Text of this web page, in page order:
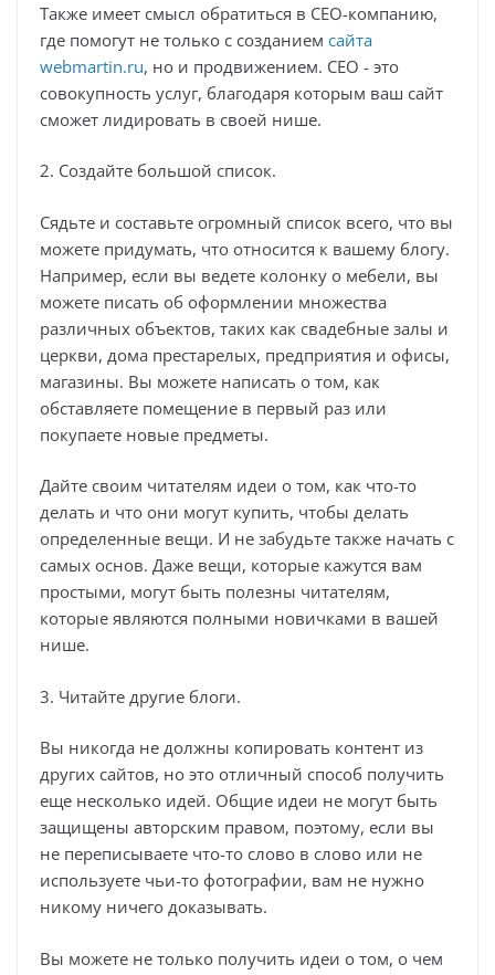
Также имеет смысл обратиться в СЕО-компанию,
где помогут не только с созданием сайта
webmartin.ru, но и продвижением. СЕО - это
совокупность услуг, благодаря которым ваш сайт
сможет лидировать в своей нише.
2. Создайте большой список.
Сядьте и составьте огромный список всего, что вы
можете придумать, что относится к вашему блогу.
Например, если вы ведете колонку о мебели, вы
можете писать об оформлении множества
различных объектов, таких как свадебные залы и
церкви, дома престарелых, предприятия и офисы,
магазины. Вы можете написать о том, как
обставляете помещение в первый раз или
покупаете новые предметы.
Дайте своим читателям идеи о том, как что-то
делать и что они могут купить, чтобы делать
определенные вещи. И не забудьте также начать с
самых основ. Даже вещи, которые кажутся вам
простыми, могут быть полезны читателям,
которые являются полными новичками в вашей
нише.
3. Читайте другие блоги.
Вы никогда не должны копировать контент из
других сайтов, но это отличный способ получить
еще несколько идей. Общие идеи не могут быть
защищены авторским правом, поэтому, если вы
не переписываете что-то слово в слово или не
используете чьи-то фотографии, вам не нужно
никому ничего доказывать.
Вы можете не только получить идеи о том, о чем